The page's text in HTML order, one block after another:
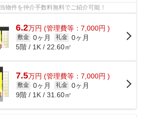
物件を仲介手数料無料でご紹介可能！
6.2万円 (管理費等：7,000円 )
敷金 0ヶ月 礼金 0ヶ月
5階 / 1K / 22.60㎡
7.5万円 (管理費等：7,000円 )
敷金 0ヶ月 礼金 0ヶ月
9階 / 1K / 31.60㎡